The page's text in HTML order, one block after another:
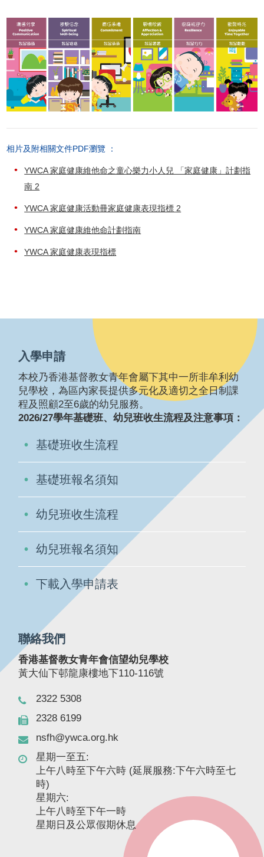
相片及附相關文件PDF瀏覽 ：
YWCA 家庭健康維他命之童心樂力小人兒 「家庭健康」計劃指
南 2
YWCA 家庭健康活動冊家庭健康表現指標 2
YWCA 家庭健康維他命計劃指南
YWCA 家庭健康表現指標
入學申請
本校乃香港基督教女青年會屬下其中一所非牟利幼
兒學校，為區內家長提供多元化及適切之全日制課
程及照顧2至6歲的幼兒服務。
2026/27學年基礎班、幼兒班收生流程及注意事項：
基礎班收生流程
基礎班報名須知
幼兒班收生流程
幼兒班報名須知
下載入學申請表
聯絡我們
香港基督教女青年會信望幼兒學校
黃大仙下邨龍康樓地下110-116號
2322 5308
2328 6199
nsfh@ywca.org.hk
星期一至五:
上午八時至下午六時 (延展服務:下午六時至七
時)
星期六:
上午八時至下午一時
星期日及公眾假期休息